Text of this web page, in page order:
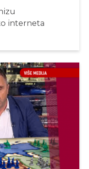
interneta